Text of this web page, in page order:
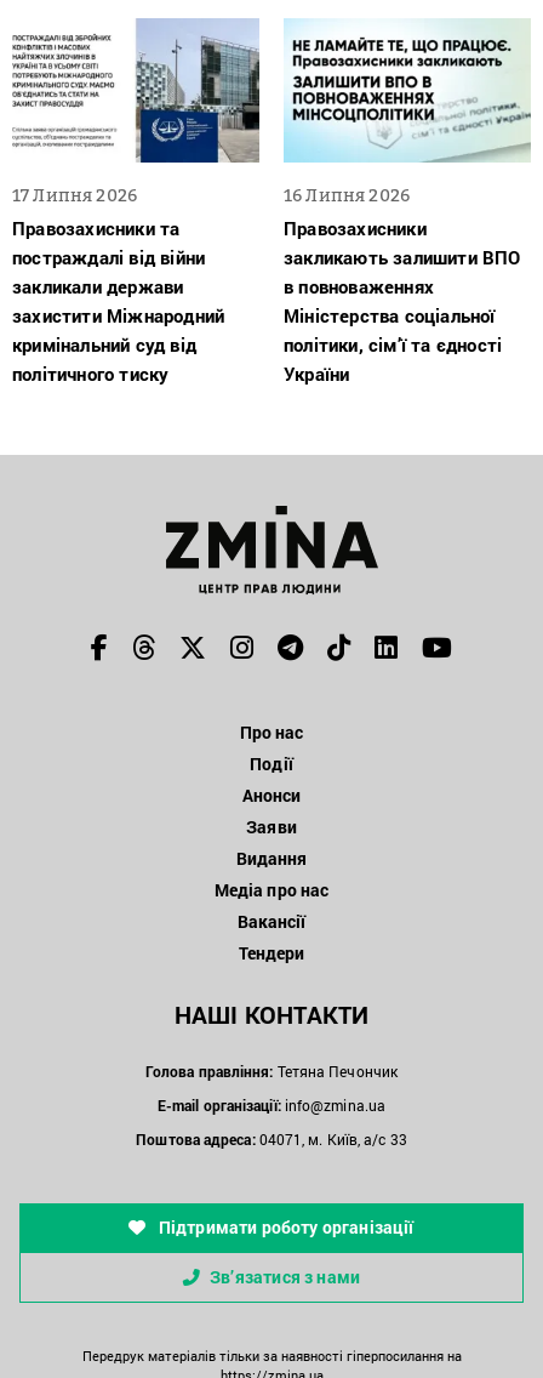
17 Липня 2026
Правозахисники та
постраждалі від війни
закликали держави
захистити Міжнародний
кримінальний суд від
політичного тиску
16 Липня 2026
Правозахисники
закликають залишити ВПО
в повноваженнях
Міністерства соціальної
політики, сім’ї та єдності
України
Про нас
Події
Анонси
Заяви
Видання
Медіа про нас
Вакансії
Тендери
НАШІ КОНТАКТИ
Голова правління: Тетяна Печончик
E-mail організації: info@zmina.ua
Поштова адреса:04071, м. Київ, а/с 33
Підтримати роботу організації
Зв’язатися з нами
Передрук матеріалів тільки за наявності гіперпосилання на